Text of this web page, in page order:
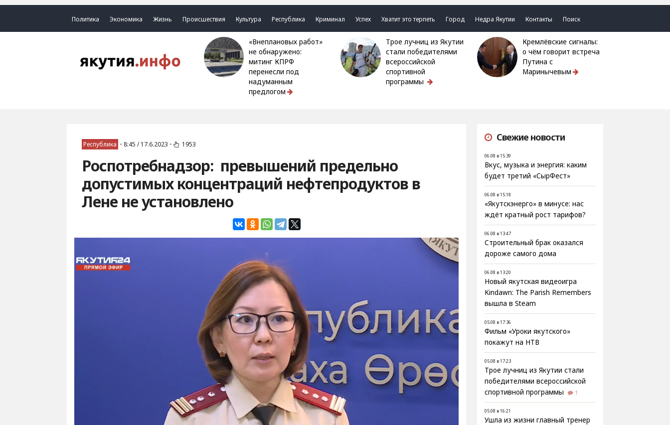
Политика Экономика Жизнь Происшествия Культура Республика Криминал Успех Хватит это терпеть Город Недра Якутии Контакты Поиск
«Внеплановых работ»
не обнаружено:
митинг КПРФ
перенесли под
надуманным
предлогом
Трое лучниц из Якутии
стали победителями
всероссийской
спортивной
программы
Кремлёвские сигналы:
о чём говорит встреча
Путина с
Маринычевым
Республика • 8:45 / 17.6.2023 • 1953
Роспотребнадзор: превышений предельно
допустимых концентраций нефтепродуктов в
Лене не установлено
Свежие новости
06.08 в 15:39
Вкус, музыка и энергия: каким
будет третий «СырФест»
06.08 в 15:18
«Якутскэнерго» в минусе: нас
ждёт кратный рост тарифов?
06.08 в 13:47
Строительный брак оказался
дороже самого дома
06.08 в 13:20
Новый якутская видеоигра
Kindawn: The Parish Remembers
вышла в Steam
05.08 в 17:36
Фильм «Уроки якутского»
покажут на НТВ
05.08 в 17:23
Трое лучниц из Якутии стали
победителями всероссийской
спортивной программы
1
05.08 в 16:21
Ушла из жизни главный тренер